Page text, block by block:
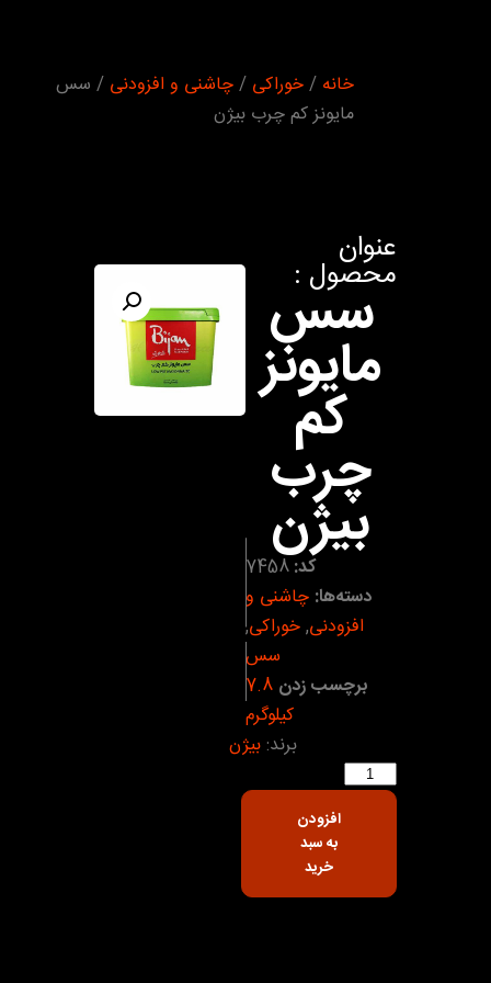
خانه /خوراکی /چاشنی و افزودنی / سس
مايونز کم چرب بيژن
عنوان
محصول :
سس
مايونز
کم
چرب
بيژن
کد:7458
دسته‌ها: چاشنی و
افزودنی,خوراکی,
سس
برچسب زدن 7.8
کیلوگرم
برند: بیژن
افزودن
به سبد
خرید